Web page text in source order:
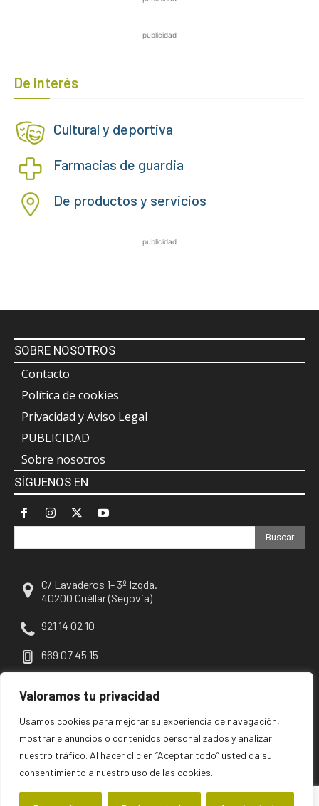
Valoramos tu privacidad
Usamos cookies para mejorar su experiencia de navegación,
mostrarle anuncios o contenidos personalizados y analizar
nuestro tráfico. Al hacer clic en “Aceptar todo” usted da su
consentimiento a nuestro uso de las cookies.
publicidad
De Interés
Cultural y deportiva
Farmacias de guardia
De productos y servicios
publicidad
SOBRE NOSOTROS
Contacto
Política de cookies
Privacidad y Aviso Legal
PUBLICIDAD
Sobre nosotros
SÍGUENOS EN
Buscar
C/ Lavaderos 1- 3º Izqda.
40200 Cuéllar (Segovia)
921 14 02 10
669 07 45 15